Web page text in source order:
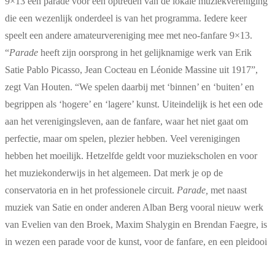
die een wezenlijk onderdeel is van het programma. Iedere keer
speelt een andere amateurvereniging mee met neo-fanfare 9×13.
“Parade heeft zijn oorsprong in het gelijknamige werk van Erik
Satie Pablo Picasso, Jean Cocteau en Léonide Massine uit 1917”,
zegt Van Houten. “We spelen daarbij met ‘binnen’ en ‘buiten’ en
begrippen als ‘hogere’ en ‘lagere’ kunst. Uiteindelijk is het een ode
aan het verenigingsleven, aan de fanfare, waar het niet gaat om
perfectie, maar om spelen, plezier hebben. Veel verenigingen
hebben het moeilijk. Hetzelfde geldt voor muziekscholen en voor
het muziekonderwijs in het algemeen. Dat merk je op de
conservatoria en in het professionele circuit. Parade, met naast
muziek van Satie en onder anderen Alban Berg vooral nieuw werk
van Evelien van den Broek, Maxim Shalygin en Brendan Faegre, is
in wezen een parade voor de kunst, voor de fanfare, en een pleidooi